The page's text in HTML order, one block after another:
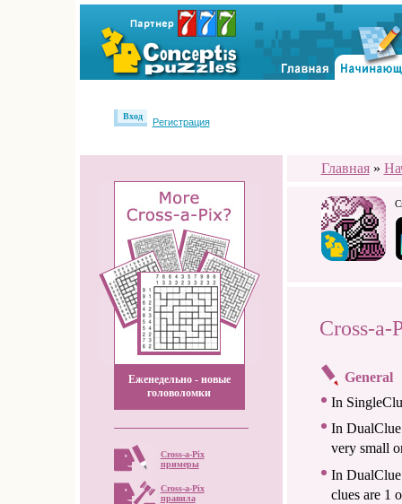
Вход
Регистрация
Еженедельно - новые
головоломки
Cross-a-Pix
примеры
Cross-a-Pix
правила
Главная »
Cross-a-
General
In
In
very small
In
clues are 1